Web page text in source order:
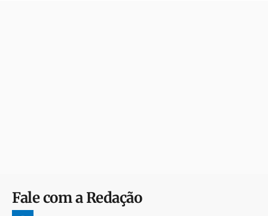
Fale com a Redação